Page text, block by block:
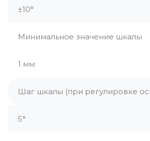
±10°
Минимальное значение шкалы
1 мм
Шаг шкалы (при регулировке
5°